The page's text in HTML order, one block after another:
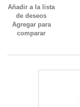
Añadir a la lista
de deseos
Agregar para
comparar